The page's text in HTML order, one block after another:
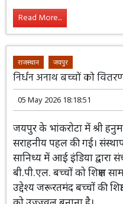
Read More...
राजस्थान जयपुर
निर्धन अनाथ बच्चों को
05 May 2026 18:18:51
जयपुर के भांकरोटा में श्री
सराहनीय पहल की गई।
सानिध्य में आई इंडिया द्वारा
बी.पी.एल. बच्चों को शिक्षण
उद्देश्य जरूरतमंद बच्चों की